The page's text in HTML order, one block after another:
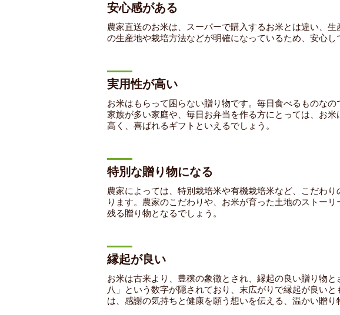
安心感がある
農家直送のお米は、スーパーで購入するお米とは違い、
の生産地や栽培方法などが明確になっているため、安心し
実用性が高い
お米はもらって困らない贈り物です。毎日食べるものな
家族が多い家庭や、毎日お弁当を作る方にとっては、お
高く、喜ばれるギフトといえるでしょう。
特別な贈り物になる
農家によっては、特別栽培米や有機栽培米など、こだわ
ります。農家のこだわりや、お米が育った土地のストー
残る贈り物となるでしょう。
縁起が良い
お米は古来より、豊穣の象徴とされ、縁起の良い贈り物
八」という数字が隠されており、末広がりで縁起が良い
は、感謝の気持ちと健康を願う想いを伝える、温かい贈り